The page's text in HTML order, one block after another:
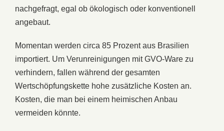
nachgefragt, egal ob ökologisch oder konventionell
angebaut.
Momentan werden circa 85 Prozent aus Brasilien
importiert. Um Verunreinigungen mit GVO-Ware zu
verhindern, fallen während der gesamten
Wertschöpfungskette hohe zusätzliche Kosten an.
Kosten, die man bei einem heimischen Anbau
vermeiden könnte.